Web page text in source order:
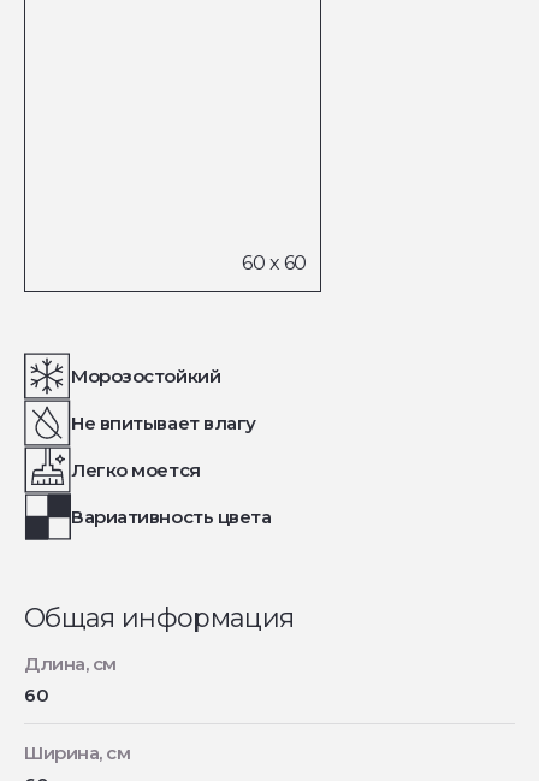
Морозостойкий
Не впитывает влагу
Легко моется
Вариативность цвета
Общая информация
Длина, см
60
Ширина, см